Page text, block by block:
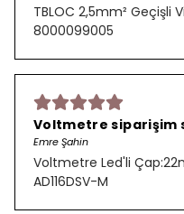
TBLOC 2,5mm² Geçişli
8000099005
Voltmetre siparişim
Emre Şahin
Voltmetre Led'li
AD116DSV-M